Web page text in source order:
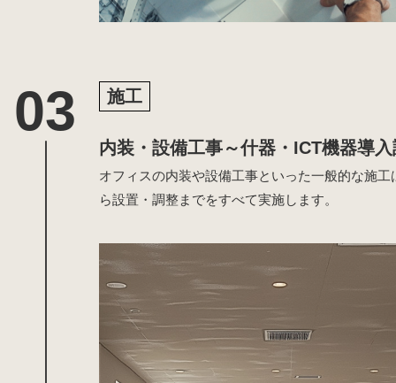
施工
内装・設備工事～什器・ICT機器導
オフィスの内装や設備工事といった一般的な施
ら設置・調整までをすべて実施します。